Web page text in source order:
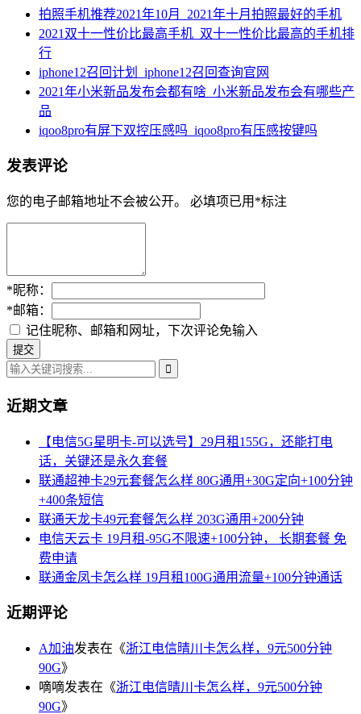
拍照手机推荐2021年10月_2021年十月拍照最好的手机
2021双十一性价比最高手机_双十一性价比最高的手机排
行
iphone12召回计划_iphone12召回查询官网
2021年小米新品发布会都有啥_小米新品发布会有哪些产
品
iqoo8pro有屏下双控压感吗_iqoo8pro有压感按键吗
发表评论
您的电子邮箱地址不会被公开。 必填项已用 *标注
*昵称：
*邮箱：
记住昵称、邮箱和网址，下次评论免输入
近期文章
【电信5G星明卡-可以选号】29月租155G，还能打电
话，关键还是永久套餐
联通超神卡29元套餐怎么样 80G通用+30G定向+100分钟
+400条短信
联通天龙卡49元套餐怎么样 203G通用+200分钟
电信天云卡 19月租-95G不限速+100分钟， 长期套餐 免
费申请
联通金凤卡怎么样 19月租100G通用流量+100分钟通话
近期评论
A加油发表在《浙江电信晴川卡怎么样，9元500分钟
90G》
嘀嘀发表在《浙江电信晴川卡怎么样，9元500分钟
90G》